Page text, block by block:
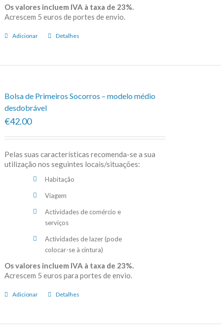
Os valores incluem IVA à taxa de 23%.
Acrescem 5 euros de portes de envio.
Adicionar Detalhes
Bolsa de Primeiros Socorros – modelo médio
desdobrável
€42.00
Pelas suas características recomenda-se a sua
utilização nos seguintes locais/situações:
Habitação
Viagem
Actividades de comércio e
serviços
Actividades de lazer (pode
colocar-se à cintura)
Os valores incluem IVA à taxa de 23%.
Acrescem 5 euros para portes de envio.
Adicionar Detalhes